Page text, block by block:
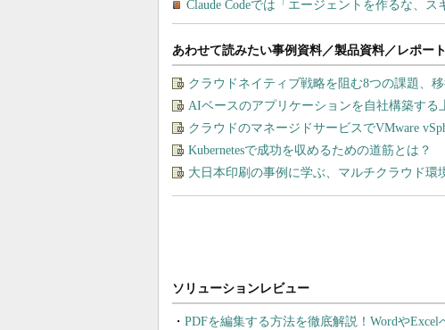
あわせて読みたい事例資料／製品資料／レポート
クラウドネイティブ戦略を阻む8つの課題、
AIベースのアプリケーションを自社構築する
クラウドのマネージドサービスでVMware
Kubernetesで成功を収めるための道筋とは？
大日本印刷の事例に学ぶ、マルチクラウド
PDFを編集する方法を徹底解説！Wordや